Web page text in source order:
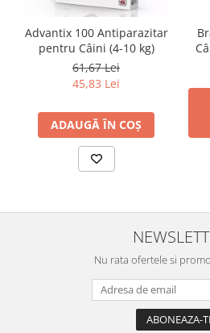
Advantix 100 Antiparazitar
pentru Câini (4-10 kg)
61,67 Lei
45,83 Lei
ADAUGĂ ÎN COȘ
Nu rata ofertele si